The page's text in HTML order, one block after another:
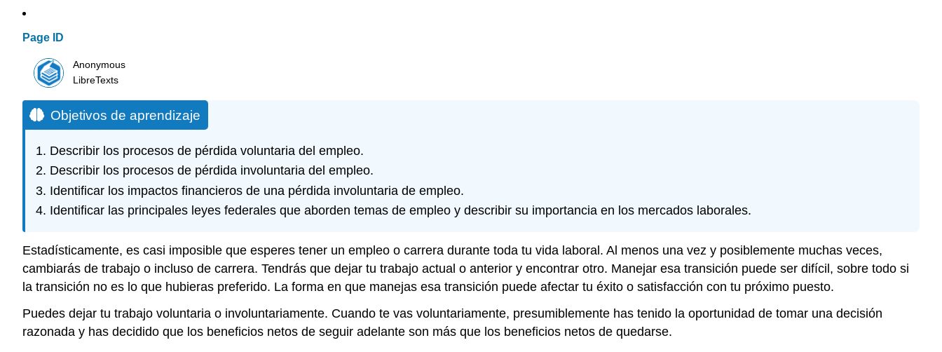
Page ID
Anonymous
LibreTexts
Objetivos de aprendizaje
Describir los procesos de pérdida voluntaria del empleo.
Describir los procesos de pérdida involuntaria del empleo.
Identificar los impactos financieros de una pérdida involuntaria de empleo.
Identificar las principales leyes federales que aborden temas de empleo y describir su importancia en los mercados laborales.
Estadísticamente, es casi imposible que esperes tener un empleo o carrera durante toda tu vida laboral. Al menos una vez y posiblemente muchas veces,
cambiarás de trabajo o incluso de carrera. Tendrás que dejar tu trabajo actual o anterior y encontrar otro. Manejar esa transición puede ser difícil, sobre todo si
la transición no es lo que hubieras preferido. La forma en que manejas esa transición puede afectar tu éxito o satisfacción con tu próximo puesto.
Puedes dejar tu trabajo voluntaria o involuntariamente. Cuando te vas voluntariamente, presumiblemente has tenido la oportunidad de tomar una decisión
razonada y has decidido que los beneficios netos de seguir adelante son más que los beneficios netos de quedarse.